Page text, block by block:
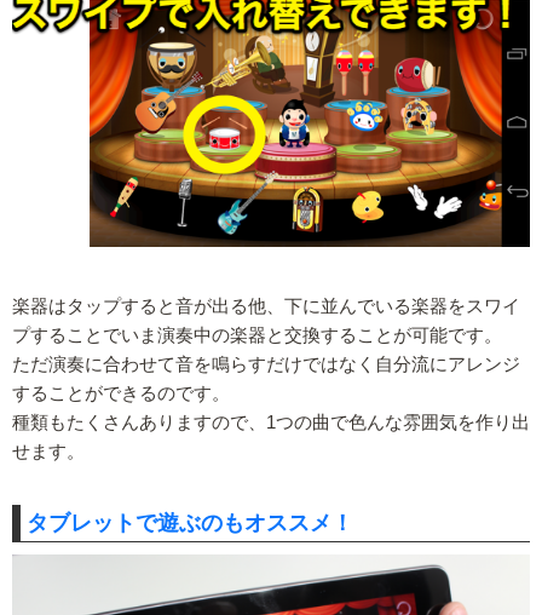
楽器はタップすると音が出る他、下に並んでいる楽器をスワイ
プすることでいま演奏中の楽器と交換することが可能です。
ただ演奏に合わせて音を鳴らすだけではなく自分流にアレンジ
することができるのです。
種類もたくさんありますので、1つの曲で色んな雰囲気を作り出
せます。
タブレットで遊ぶのもオススメ！